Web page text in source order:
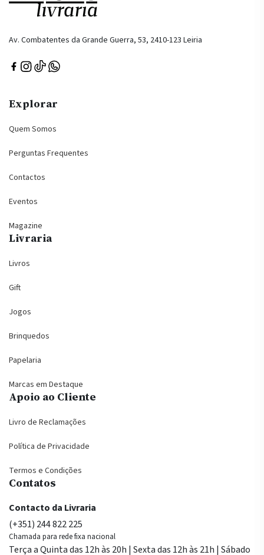
Av. Combatentes da Grande Guerra, 53, 2410-123 Leiria
Explorar
Quem Somos
Perguntas Frequentes
Contactos
Eventos
Magazine
Livraria
Livros
Gift
Jogos
Brinquedos
Papelaria
Marcas em Destaque
Apoio ao Cliente
Livro de Reclamações
Política de Privacidade
Termos e Condições
Contatos
Contacto da Livraria
(+351) 244 822 225
Chamada para rede fixa nacional
Terça a Quinta das 12h às 20h | Sexta das 12h às 21h | Sábado